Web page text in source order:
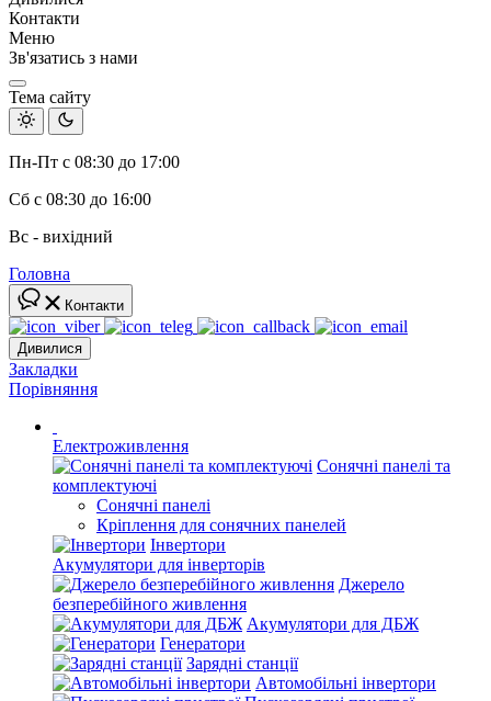
Контакти
Меню
Зв'язатись з нами
Тема сайту
Пн-Пт с 08:30 до 17:00
Сб с 08:30 до 16:00
Вс - вихідний
Головна
Контакти
Дивилися
Закладки
Порівняння
Електроживлення
Сонячні панелі та
комплектуючі
Сонячні панелі
Кріплення для сонячних панелей
Інвертори
Акумулятори для інверторів
Джерело
безперебійного живлення
Акумулятори для ДБЖ
Генератори
Зарядні станції
Автомобільні інвертори